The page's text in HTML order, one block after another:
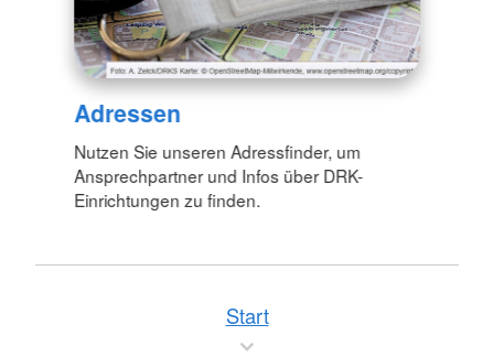
Adressen
Nutzen Sie unseren Adressfinder, um
Ansprechpartner und Infos über DRK-
Einrichtungen zu finden.
Start